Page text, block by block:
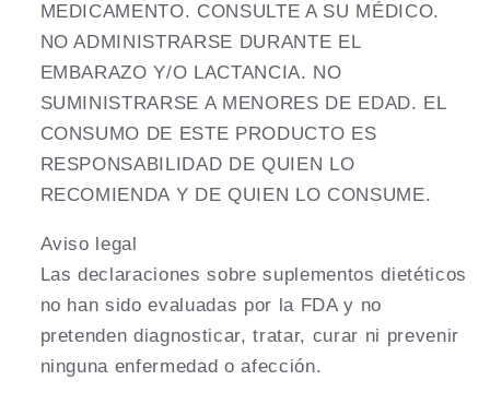
MEDICAMENTO. CONSULTE A SU MÉDICO.
NO ADMINISTRARSE DURANTE EL
EMBARAZO Y/O LACTANCIA. NO
SUMINISTRARSE A MENORES DE EDAD. EL
CONSUMO DE ESTE PRODUCTO ES
RESPONSABILIDAD DE QUIEN LO
RECOMIENDA Y DE QUIEN LO CONSUME.
Aviso legal
Las declaraciones sobre suplementos dietéticos
no han sido evaluadas por la FDA y no
pretenden diagnosticar, tratar, curar ni prevenir
ninguna enfermedad o afección.